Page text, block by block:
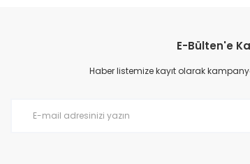
E-Bülten'e
Haber listemize kayıt olarak